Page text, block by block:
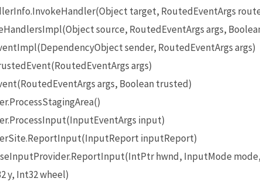
target, RoutedEventArgs
source, RoutedEventArgs args,
sender, RoutedEventArgs args)
args)
args, Boolean trusted)
input)
inputReport)
hwnd, InputMode
y, Int32 wheel)